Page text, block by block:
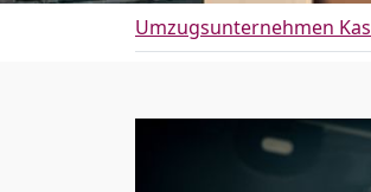
Umzugsunternehmen